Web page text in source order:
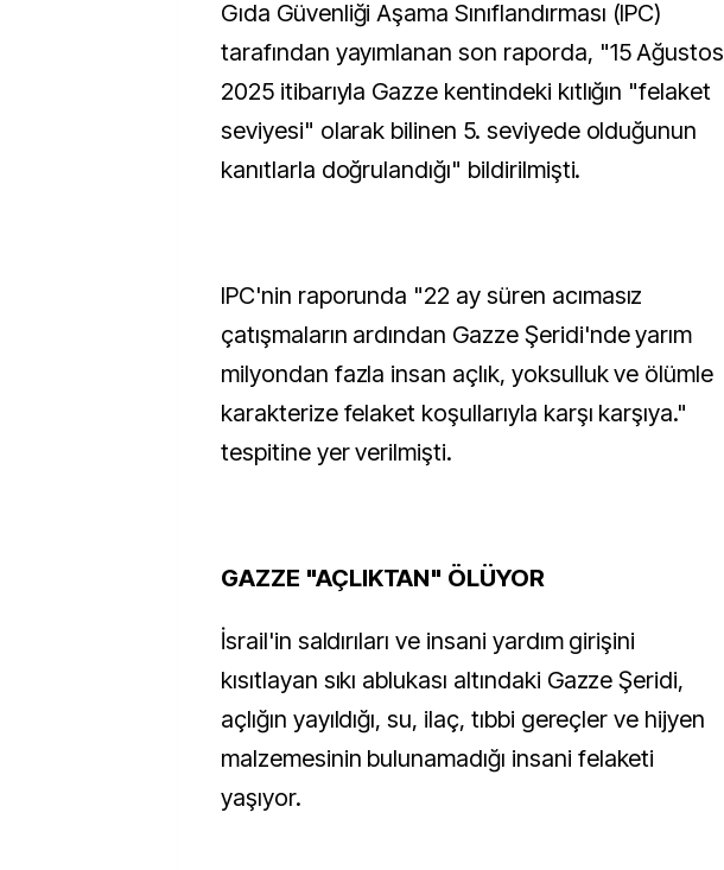
Gıda Güvenliği Aşama Sınıflandırması (IPC)
tarafından yayımlanan son raporda, "15 Ağustos
2025 itibarıyla Gazze kentindeki kıtlığın "felaket
seviyesi" olarak bilinen 5. seviyede olduğunun
kanıtlarla doğrulandığı" bildirilmişti.
IPC'nin raporunda "22 ay süren acımasız
çatışmaların ardından Gazze Şeridi'nde yarım
milyondan fazla insan açlık, yoksulluk ve ölümle
karakterize felaket koşullarıyla karşı karşıya."
tespitine yer verilmişti.
GAZZE "AÇLIKTAN" ÖLÜYOR
İsrail'in saldırıları ve insani yardım girişini
kısıtlayan sıkı ablukası altındaki Gazze Şeridi,
açlığın yayıldığı, su, ilaç, tıbbi gereçler ve hijyen
malzemesinin bulunamadığı insani felaketi
yaşıyor.